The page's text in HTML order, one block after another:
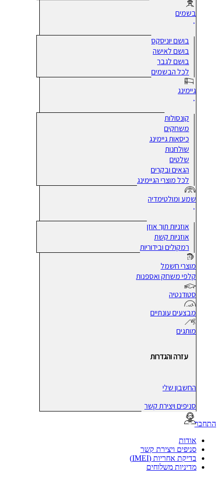
בשמים
בושם יוניסקס
בושם לאישה
בושם לגבר
לכל הבשמים
גיימינג
קונסולות
משחקים
כיסאות גיימינג
שולחנות
שלטים
הגאים ובקרים
לכל מוצרי הגיימינג
שמע ומולטימדיה
אוזניות תוך אוזן
אוזניות קשת
רמקולים ובידוריות
מוצרי חשמל
קלפי משחק ואספנות
סטודנטיה
מבצעים עונתיים
מותגים
עזרה והגדרות
החשבון שלי
סניפים ויצירת קשר
אודות
סניפים ויצירת קשר
בדיקת אחריות (IMEI)
מדיניות משלוחים